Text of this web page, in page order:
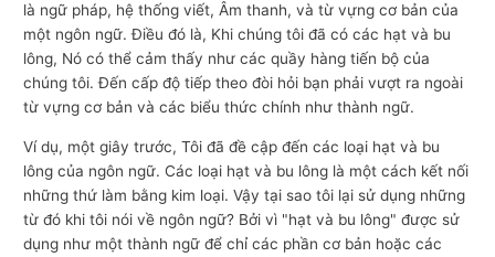
là ngữ pháp, hệ thống viết, Âm thanh, và từ vựng cơ bản của
một ngôn ngữ. Điều đó là, Khi chúng tôi đã có các hạt và bu
lông, Nó có thể cảm thấy như các quầy hàng tiến bộ của
chúng tôi. Đến cấp độ tiếp theo đòi hỏi bạn phải vượt ra ngoài
từ vựng cơ bản và các biểu thức chính như thành ngữ.
Ví dụ, một giây trước, Tôi đã đề cập đến các loại hạt và bu
lông của ngôn ngữ. Các loại hạt và bu lông là một cách kết nối
những thứ làm bằng kim loại. Vậy tại sao tôi lại sử dụng những
từ đó khi tôi nói về ngôn ngữ? Bởi vì "hạt và bu lông" được sử
dụng như một thành ngữ để chỉ các phần cơ bản hoặc các